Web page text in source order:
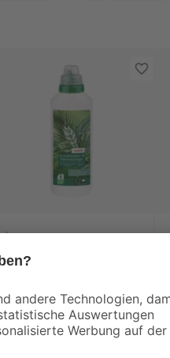
toom
Grünpflanzen- und
4,99€
9,98 € / Liter